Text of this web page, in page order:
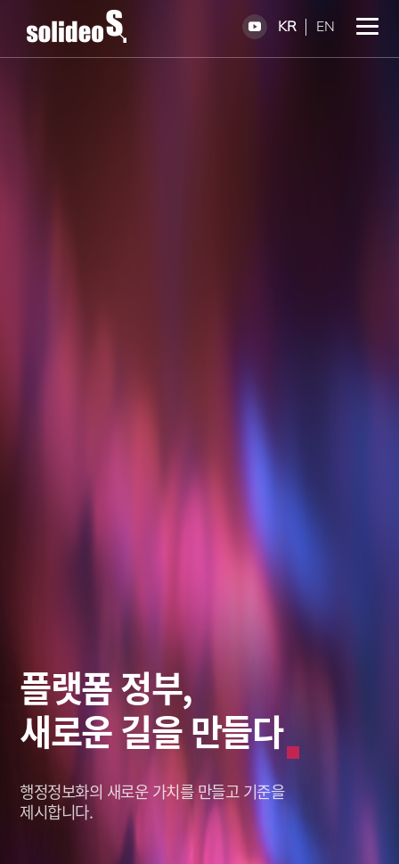
KR EN
스마트 솔루션,
미래를 바라보다
창조적인 미래,솔리데오가 열어갑니다.
데이터로
그리는 혁신적인 미래
나를 새롭게 세상을 이롭게,Solideo Data.
플랫폼 정부,
새로운 길을 만들다
행정정보화의 새로운 가치를만들고 기준을
제시합니다.
미래를 바라보다
창조적인 미래,솔리데오가 열어갑니다.
그리는 혁신적인 미래
나를 새롭게 세상을 이롭게,Solideo Data.